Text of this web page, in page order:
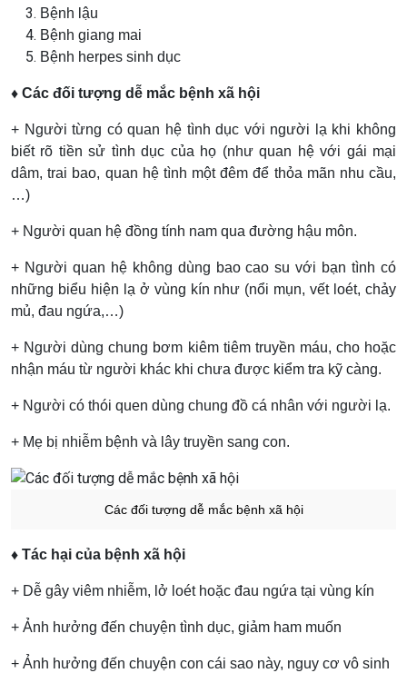
Bệnh lậu
Bệnh giang mai
Bệnh herpes sinh dục
♦ Các đối tượng dễ mắc bệnh xã hội
+ Người từng có quan hệ tình dục với người lạ khi không
biết rõ tiền sử tình dục của họ (như quan hệ với gái mại
dâm, trai bao, quan hệ tình một đêm để thỏa mãn nhu cầu,
…)
+ Người quan hệ đồng tính nam qua đường hậu môn.
+ Người quan hệ không dùng bao cao su với bạn tình có
những biểu hiện lạ ở vùng kín như (nổi mụn, vết loét, chảy
mủ, đau ngứa,…)
+ Người dùng chung bơm kiêm tiêm truyền máu, cho hoặc
nhận máu từ người khác khi chưa được kiểm tra kỹ càng.
+ Người có thói quen dùng chung đồ cá nhân với người lạ.
+ Mẹ bị nhiễm bệnh và lây truyền sang con.
Các đối tượng dễ mắc bệnh xã hội
♦ Tác hại của bệnh xã hội
+ Dễ gây viêm nhiễm, lở loét hoặc đau ngứa tại vùng kín
+ Ảnh hưởng đến chuyện tình dục, giảm ham muốn
+ Ảnh hưởng đến chuyện con cái sao này, nguy cơ vô sinh